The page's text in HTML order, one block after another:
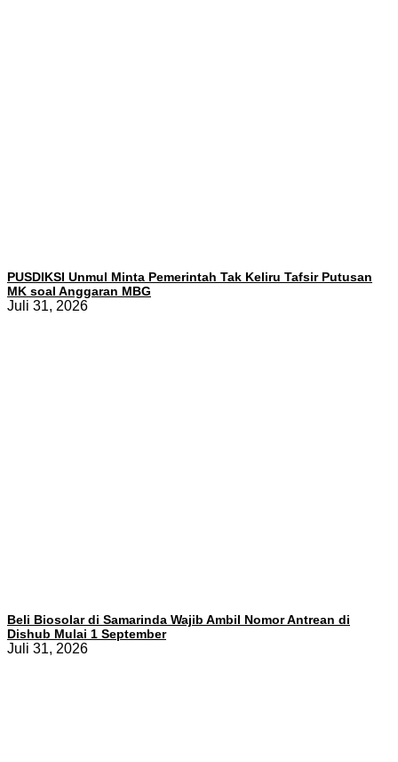
PUSDIKSI Unmul Minta Pemerintah Tak Keliru Tafsir Putusan
MK soal Anggaran MBG
Juli 31, 2026
Beli Biosolar di Samarinda Wajib Ambil Nomor Antrean di
Dishub Mulai 1 September
Juli 31, 2026